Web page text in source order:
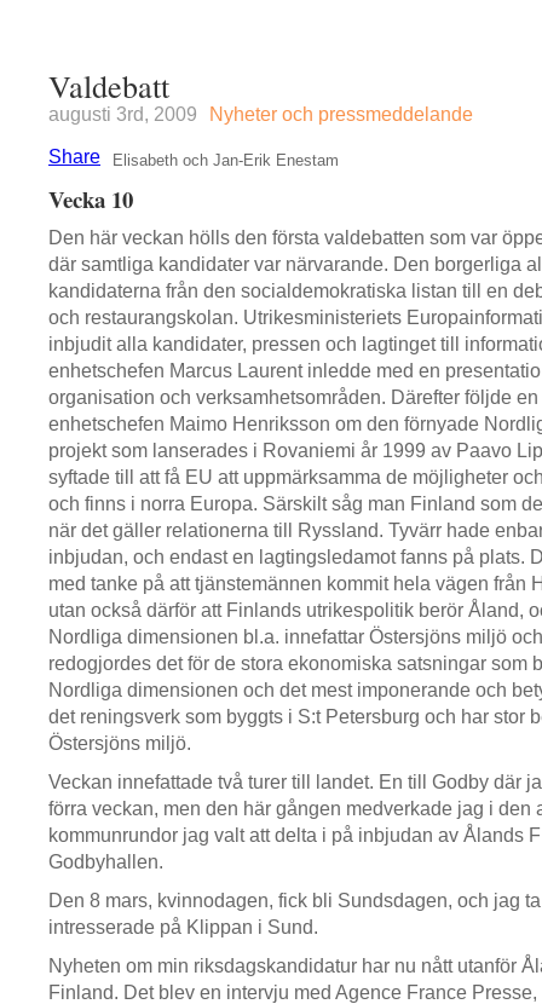
Valdebatt
augusti 3rd, 2009 Nyheter och pressmeddelande
Share Elisabeth och Jan-Erik Enestam
Vecka 10
Den här veckan hölls den första valdebatten som var
där samtliga kandidater var närvarande. Den borgerliga
kandidaterna från den socialdemokratiska listan till en
och restaurangskolan. Utrikesministeriets
inbjudit alla kandidater, pressen och lagtinget till
enhetschefen Marcus Laurent inledde med en
organisation och verksamhetsområden. Därefter följde
enhetschefen Maimo Henriksson om den förnyade
projekt som lanserades i Rovaniemi år 1999 av Paavo
syftade till att få EU att uppmärksamma de möjligheter
och finns i norra Europa. Särskilt såg man Finland som
när det gäller relationerna till Ryssland. Tyvärr hade
inbjudan, och endast en lagtingsledamot fanns på plats.
med tanke på att tjänstemännen kommit hela vägen från
utan också därför att Finlands utrikespolitik berör Åland,
Nordliga dimensionen bl.a. innefattar Östersjöns miljö
redogjordes det för de stora ekonomiska satsningar som
Nordliga dimensionen och det mest imponerande och
det reningsverk som byggts i S:t Petersburg och har stor
Östersjöns miljö.
Veckan innefattade två turer till landet. En till Godby där
förra veckan, men den här gången medverkade jag i den
kommunrundor jag valt att delta i på inbjudan av Ålands
Godbyhallen.
Den 8 mars, kvinnodagen, fick bli Sundsdagen, och jag
intresserade på Klippan i Sund.
Nyheten om min riksdagskandidatur har nu nått utanför
Finland. Det blev en intervju med Agence France